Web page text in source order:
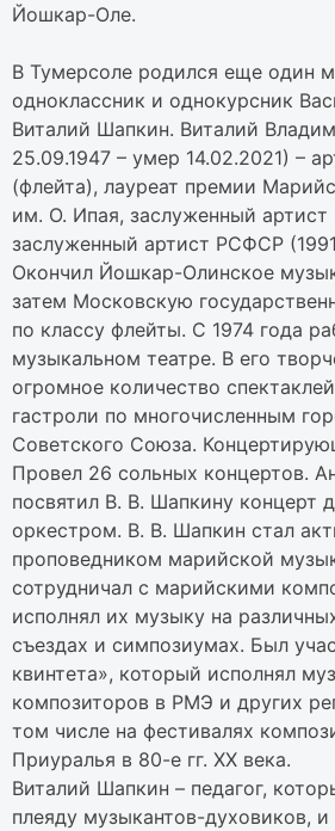
Йошкар-Оле.
В Тумерсоле родился еще один
одноклассник и однокурсник
Виталий Шапкин. Виталий
25.09.1947 – умер 14.02.2021) –
(флейта), лауреат премии
им. О. Ипая, заслуженный
заслуженный артист РСФСР
Окончил Йошкар-Олинское
затем Московскую
по классу флейты. С 1974 года
музыкальном театре. В его
огромное количество
гастроли по многочисленным
Советского Союза.
Провел 26 сольных концертов.
посвятил В. В. Шапкину концерт
оркестром. В. В. Шапкин стал
проповедником марийской
сотрудничал с марийскими
исполнял их музыку на
съездах и симпозиумах. Был
квинтета», который исполнял
композиторов в РМЭ и других
том числе на фестивалях
Приуралья в 80-е гг. XX века.
Виталий Шапкин – педагог,
плеяду музыкантов-духовиков, и